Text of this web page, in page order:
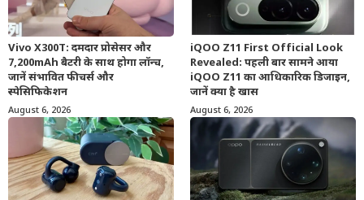
Vivo X300T: दमदार प्रोसेसर और
7,200mAh बैटरी के साथ होगा लॉन्च,
जानें संभावित फीचर्स और
स्पेसिफिकेशन
August 6, 2026
iQOO Z11 First Official Look
Revealed: पहली बार सामने आया
iQOO Z11 का आधिकारिक डिजाइन,
जानें क्या है खास
August 6, 2026